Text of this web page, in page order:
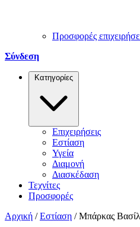
Προσφορές
Σύνδεση
Κατηγορίες
Επιχειρήσεις
Εστίαση
Υγεία
Διαμονή
Διασκέδαση
Τεχνίτες
Προσφορές
Αρχική / Εστίαση / Μπάρκας